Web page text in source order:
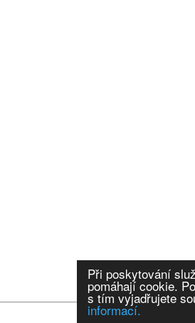
Při poskytování
pomáhají cookie.
s tím vyjadřujete
informací.